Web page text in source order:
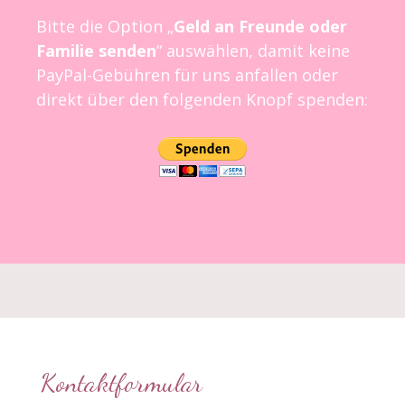
Bitte die Option „Geld an Freunde oder
Familie senden“ auswählen, damit keine
PayPal-Gebühren für uns anfallen oder
direkt über den folgenden Knopf spenden:
Kontaktformular